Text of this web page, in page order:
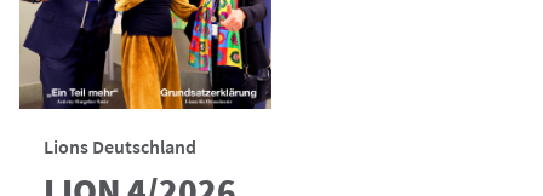
Lions Deutschland